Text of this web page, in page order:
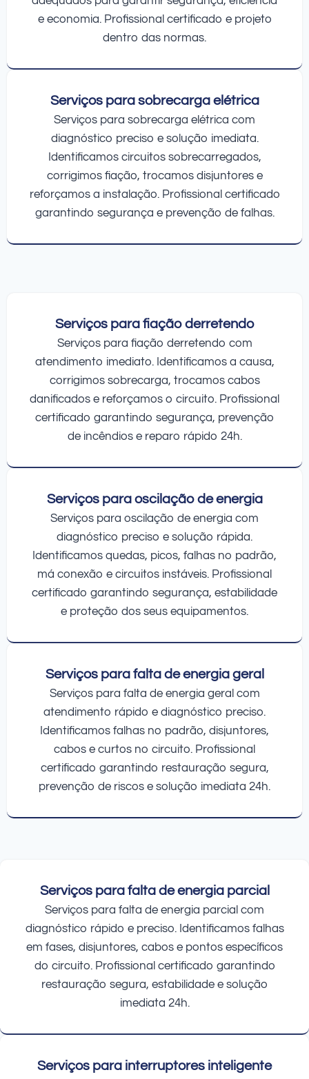
e economia. Profissional certificado e projeto
dentro das normas.
Serviços para sobrecarga elétrica
Serviços para sobrecarga elétrica com
diagnóstico preciso e solução imediata.
Identificamos circuitos sobrecarregados,
corrigimos fiação, trocamos disjuntores e
reforçamos a instalação. Profissional certificado
garantindo segurança e prevenção de falhas.
Serviços para fiação derretendo
Serviços para fiação derretendo com
atendimento imediato. Identificamos a causa,
corrigimos sobrecarga, trocamos cabos
danificados e reforçamos o circuito. Profissional
certificado garantindo segurança, prevenção
de incêndios e reparo rápido 24h.
Serviços para oscilação de energia
Serviços para oscilação de energia com
diagnóstico preciso e solução rápida.
Identificamos quedas, picos, falhas no padrão,
má conexão e circuitos instáveis. Profissional
certificado garantindo segurança, estabilidade
e proteção dos seus equipamentos.
Serviços para falta de energia geral
Serviços para falta de energia geral com
atendimento rápido e diagnóstico preciso.
Identificamos falhas no padrão, disjuntores,
cabos e curtos no circuito. Profissional
certificado garantindo restauração segura,
prevenção de riscos e solução imediata 24h.
Serviços para falta de energia parcial
Serviços para falta de energia parcial com
diagnóstico rápido e preciso. Identificamos falhas
em fases, disjuntores, cabos e pontos específicos
do circuito. Profissional certificado garantindo
restauração segura, estabilidade e solução
imediata 24h.
Serviços para interruptores inteligente